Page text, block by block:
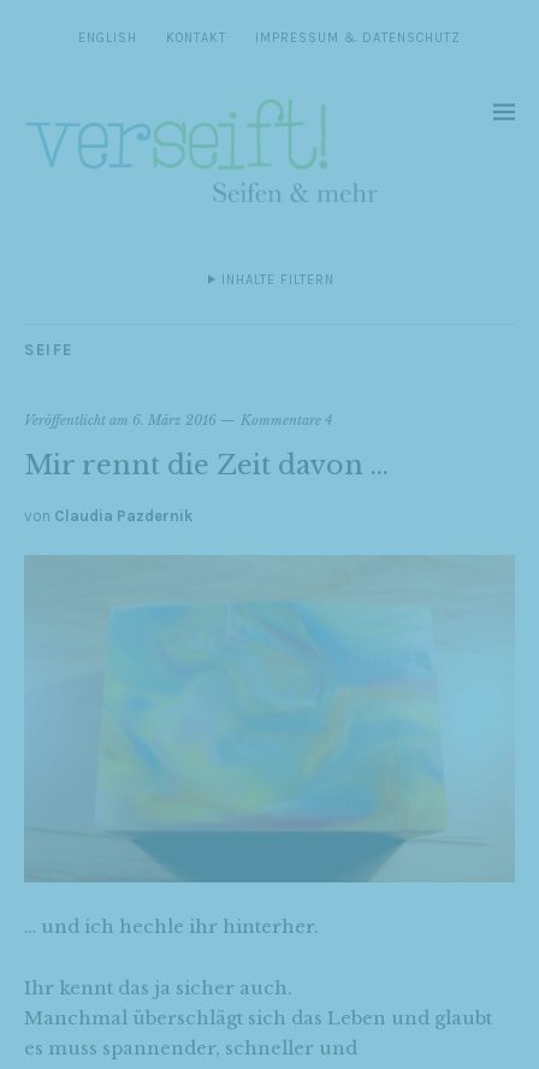
ENGLISH KONTAKT IMPRESSUM & DATENSCHUTZ
INHALTE FILTERN
SEIFE
Veröffentlicht am 6. März 2016 Kommentare 4
Mir rennt die Zeit davon …
von Claudia Pazdernik
… und ich hechle ihr hinterher.
Ihr kennt das ja sicher auch.
Manchmal überschlägt sich das Leben und glaubt
es muss spannender, schneller und